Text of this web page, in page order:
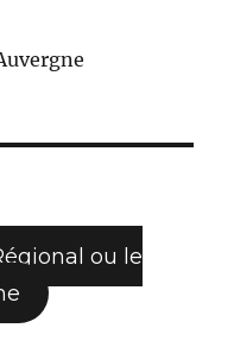
ou le